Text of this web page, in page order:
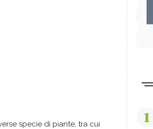
specie di piante, tra cui
1